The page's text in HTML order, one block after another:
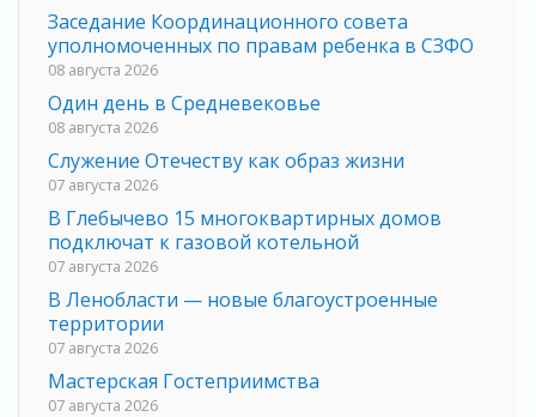
Заседание Координационного совета
уполномоченных по правам ребенка в СЗФО
08 августа 2026
Один день в Средневековье
08 августа 2026
Служение Отечеству как образ жизни
07 августа 2026
В Глебычево 15 многоквартирных домов
подключат к газовой котельной
07 августа 2026
В Ленобласти — новые благоустроенные
территории
07 августа 2026
Мастерская Гостеприимства
07 августа 2026